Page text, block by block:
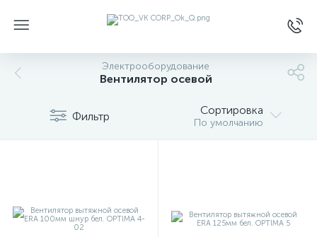
Электрооборудование
Вентилятор осевой
Фильтр Сортировка
По умолчанию